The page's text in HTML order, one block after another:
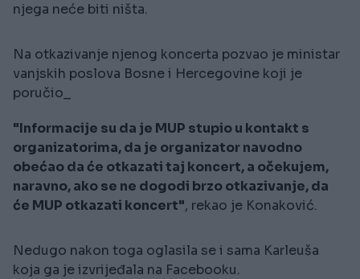
njega neće biti ništa.
Na otkazivanje njenog koncerta pozvao je ministar
vanjskih poslova Bosne i Hercegovine koji je
poručio_
"Informacije su da je MUP stupio u kontakt s
organizatorima, da je organizator navodno
obećao da će otkazati taj koncert, a očekujem,
naravno, ako se ne dogodi brzo otkazivanje, da
će MUP otkazati koncert", rekao je Konaković.
Nedugo nakon toga oglasila se i sama Karleuša
koja ga je izvrijeđala na Facebooku.